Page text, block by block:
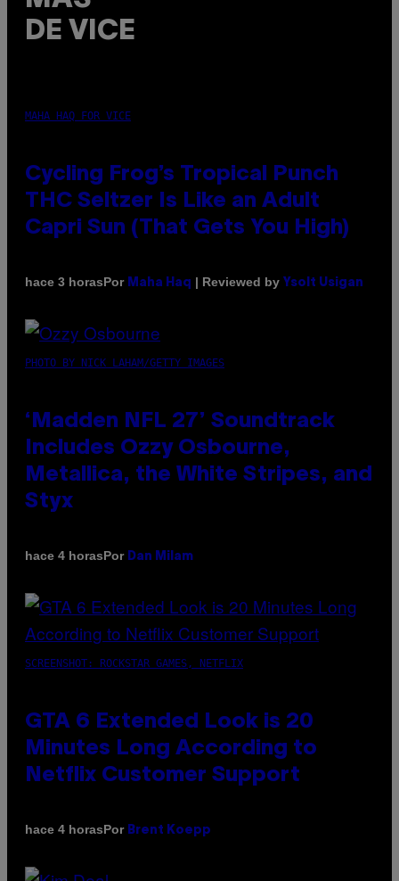
DE VICE
MAHA HAQ FOR VICE
Cycling Frog’s Tropical Punch
THC Seltzer Is Like an Adult
Capri Sun (That Gets You High)
hace 3 horasPor Maha Haq | Reviewed by Ysolt Usigan
PHOTO BY NICK LAHAM/GETTY IMAGES
‘Madden NFL 27’ Soundtrack
Includes Ozzy Osbourne,
Metallica, the White Stripes, and
Styx
hace 4 horasPor Dan Milam
SCREENSHOT: ROCKSTAR GAMES, NETFLIX
GTA 6 Extended Look is 20
Minutes Long According to
Netflix Customer Support
hace 4 horasPor Brent Koepp